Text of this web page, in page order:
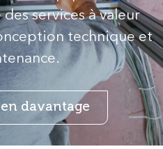
services à valeur
technique et
davantage